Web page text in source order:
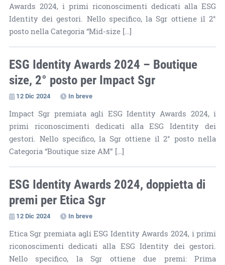
Awards 2024, i primi riconoscimenti dedicati alla ESG
Identity dei gestori. Nello specifico, la Sgr ottiene il 2°
posto nella Categoria “Mid-size […]
ESG Identity Awards 2024 – Boutique
size, 2° posto per Impact Sgr
12 Dic 2024 In breve
Impact Sgr premiata agli ESG Identity Awards 2024, i
primi riconoscimenti dedicati alla ESG Identity dei
gestori. Nello specifico, la Sgr ottiene il 2° posto nella
Categoria “Boutique size AM” […]
ESG Identity Awards 2024, doppietta di
premi per Etica Sgr
12 Dic 2024 In breve
Etica Sgr premiata agli ESG Identity Awards 2024, i primi
riconoscimenti dedicati alla ESG Identity dei gestori.
Nello specifico, la Sgr ottiene due premi: Prima